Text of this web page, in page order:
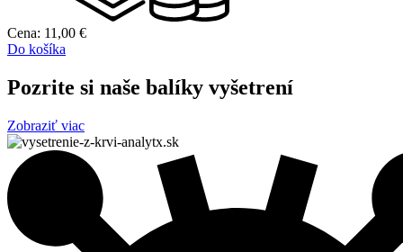
Cena: 11,00 €
Do košíka
Pozrite si naše balíky vyšetrení
Zobraziť viac